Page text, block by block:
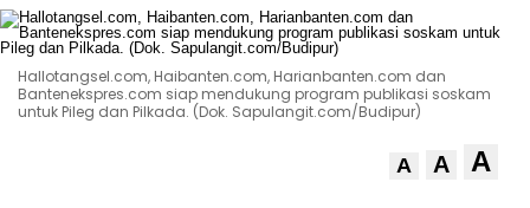
Hallotangsel.com, Haibanten.com, Harianbanten.com dan
Bantenekspres.com siap mendukung program publikasi soskam
untuk Pileg dan Pilkada. (Dok. Sapulangit.com/Budipur)
A A A